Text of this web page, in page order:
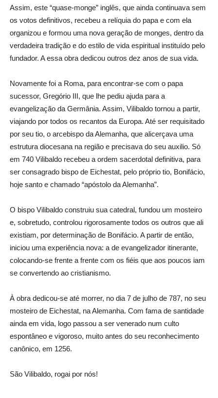
Assim, este “quase-monge” inglês, que ainda continuava sem
os votos definitivos, recebeu a relíquia do papa e com ela
organizou e formou uma nova geração de monges, dentro da
verdadeira tradição e do estilo de vida espiritual instituído pelo
fundador. A essa obra dedicou outros dez anos de sua vida.
Novamente foi a Roma, para encontrar-se com o papa
sucessor, Gregório III, que lhe pediu ajuda para a
evangelização da Germânia. Assim, Vilibaldo tornou a partir,
viajando por todos os recantos da Europa. Até ser requisitado
por seu tio, o arcebispo da Alemanha, que alicerçava uma
estrutura diocesana na região e precisava do seu auxilio. Só
em 740 Vilibaldo recebeu a ordem sacerdotal definitiva, para
ser consagrado bispo de Eichestat, pelo próprio tio, Bonifácio,
hoje santo e chamado “apóstolo da Alemanha”.
O bispo Vilibaldo construiu sua catedral, fundou um mosteiro
e, sobretudo, controlou rigorosamente todos os outros que ali
existiam, por determinação de Bonifácio. A partir de então,
iniciou uma experiência nova: a de evangelizador itinerante,
colocando-se frente a frente com os fiéis que aos poucos iam
se convertendo ao cristianismo.
À obra dedicou-se até morrer, no dia 7 de julho de 787, no seu
mosteiro de Eichestat, na Alemanha. Com fama de santidade
ainda em vida, logo passou a ser venerado num culto
espontâneo e vigoroso, muito antes do seu reconhecimento
canônico, em 1256.
São Vilibaldo, rogai por nós!